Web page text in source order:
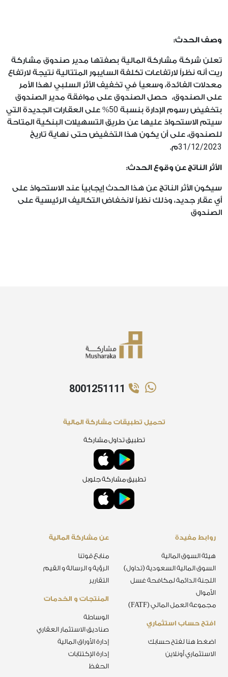
وصف الحدث:
تعلن شركة مشاركة المالية بصفتها مدير صندوق مشاركة
ريت أنه نظراً لارتفاعات تكلفة السايبور المتتالية نتيجة لارتفاع
معدلات الفائدة، وسعياً في تخفيف الأثر السلبي لهذا الأمر
على الصندوق، حصل الصندوق على موافقة مدير الصندوق
بتخفيض رسوم الإدارة بنسبة 50% على العقارات الجديدة التي
سيتم الاستحواذ عليها عن طريق التسهيلات البنكية المتاحة
للصندوق، على أن يكون هذا التخفيض حتى نهاية تاريخ
31/12/2023م.
الأثر الناتج عن وقوع الحدث:
سيكون الأثر الناتج عن هذا الحدث إيجابياً عند الاستحواذ على
أي عقار جديد، وذلك نظراً لانخفاض التكاليف الرئيسية على
الصندوق
8001251111
المنتجات و الخدمات
الوساطة
صناديق الاستثمار العقاري
إدارة الأوراق المالية
إدارة الإكتتابات
الحفظ
عن مشاركة المالية
منابع قوتنا
الرؤية و الرسالة و القيم
التقارير
افتح حساب استثماري
اضغط هنا لفتح حسابك
الاستثماري أونلاين
روابط مفيدة
هيئة السوق المالية
السوق المالية السعودية (تداول)
اللجنة الدائمة لمكافحة غسل
الأموال
مجموعة العمل المالي (FATF)
تحميل تطبيقات مشاركة المالية
تطبيق تداول مشاركة
تطبيق مشاركة جلوبل